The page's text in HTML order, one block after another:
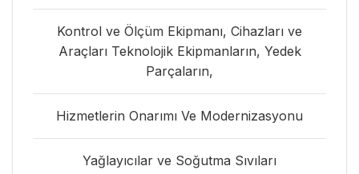
Kontrol ve Ölçüm Ekipmanı, Cihazları ve
Araçları Teknolojik Ekipmanların, Yedek
Parçaların,
Hizmetlerin Onarımı Ve Modernizasyonu
Yağlayıcılar ve Soğutma Sıvıları